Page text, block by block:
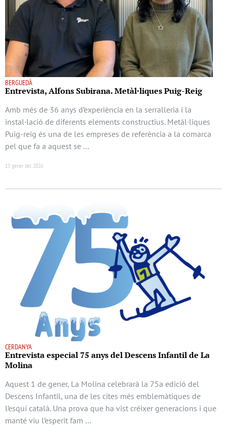
BERGUEDÀ
Entrevista, Alfons Subirana. Metàl·liques Puig-Reig
Amb més de 36 anys d’experiència en la serralleria i la
instal·lació de diferents elements constructius. Metàl·liques
Puig-reig és una de les empreses de referència a la comarca
pel que fa a aquest se …
13 gener del 2026
CERDANYA
Entrevista especial 75 anys del Descens Infantil de La
Molina
Aquest 1 de gener, La Molina celebrarà la 75a edició del
Descens Infantil, una de les cites més emblemàtiques de
l’esquí català. Una prova que ha vist créixer generacions i que
manté viu l’esperit fam …